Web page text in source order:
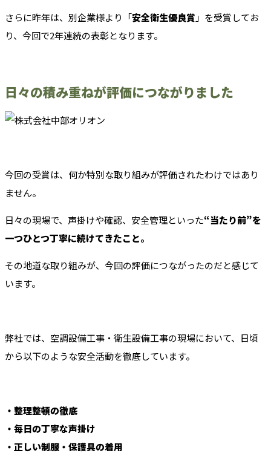
さらに昨年は、別企業様より「安全衛生優良賞 」を受賞してお
り、今回で2年連続の表彰となります。
日々の積み重ねが評価につながりました
今回の受賞は、何か特別な取り組みが評価されたわけではあり
ません。
日々の現場で、声掛けや確認、安全管理といった“当たり前”を
一つひとつ丁寧に続けてきたこと。
その地道な取り組みが、今回の評価につながったのだと感じて
います。
弊社では、空調設備工事・衛生設備工事の現場において、日頃
から以下のような安全活動を徹底しています。
・整理整頓の徹底
・毎日の丁寧な声掛け
・正しい制服・保護具の着用